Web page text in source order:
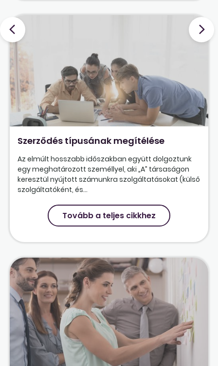
Szerződés típusának megítélése
Az elmúlt hosszabb időszakban együtt dolgoztunk
egy meghatározott személlyel, aki „A” társaságon
keresztül nyújtott számunkra szolgáltatásokat (külső
szolgáltatóként, és...
Tovább a teljes cikkhez